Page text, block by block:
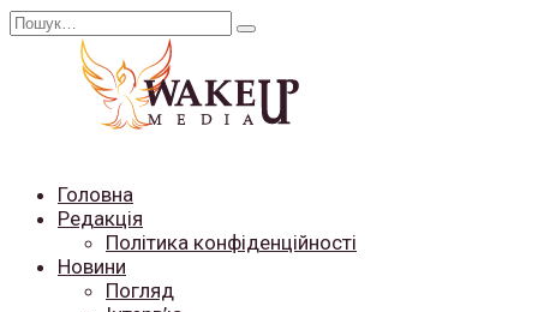
Перейти
Search
Головна
Редакція
Політика конфіденційності
Новини
Погляд